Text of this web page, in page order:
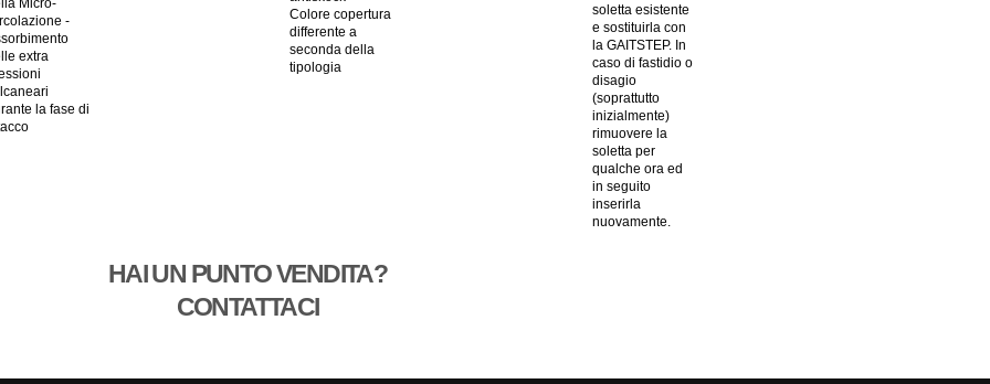
-
extra
la fase di
Colore copertura
differente a
seconda della
tipologia
soletta esistente
e sostituirla con
la GAITSTEP. In
caso di fastidio o
disagio
(soprattutto
inizialmente)
rimuovere la
soletta per
qualche ora ed
in seguito
inserirla
nuovamente.
HAI UN PUNTO VENDITA?
CONTATTACI